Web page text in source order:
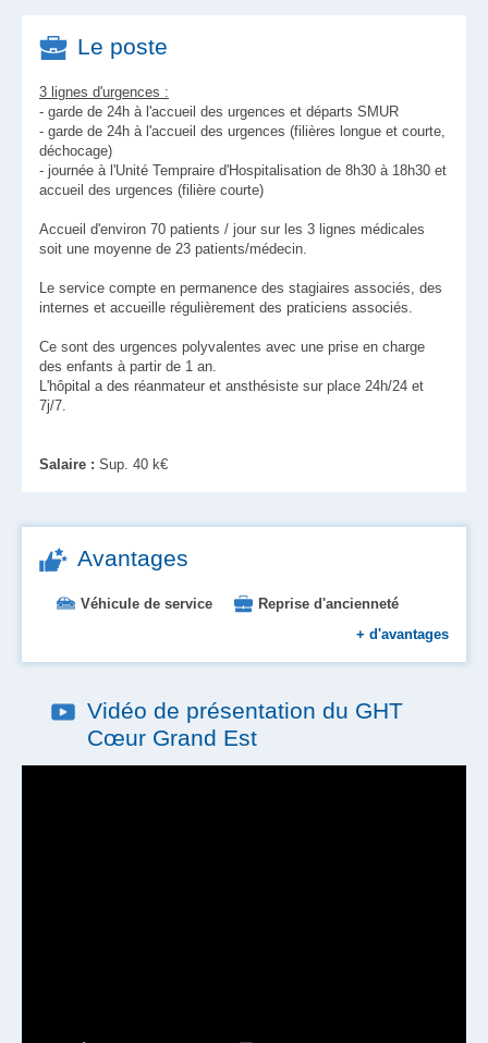
Le poste
3 lignes d'urgences :
- garde de 24h à l'accueil des urgences et départs SMUR
- garde de 24h à l'accueil des urgences (filières longue et courte,
déchocage)
- journée à l'Unité Tempraire d'Hospitalisation de 8h30 à 18h30 et
accueil des urgences (filière courte)
Accueil d'environ 70 patients / jour sur les 3 lignes médicales
soit une moyenne de 23 patients/médecin.
Le service compte en permanence des stagiaires associés, des
internes et accueille régulièrement des praticiens associés.
Ce sont des urgences polyvalentes avec une prise en charge
des enfants à partir de 1 an.
L'hôpital a des réanmateur et ansthésiste sur place 24h/24 et
7j/7.
Salaire : Sup. 40 k€
Avantages
Véhicule de service
Reprise d'ancienneté
Primes
Restauration d'entreprise
+ d'avantages
Vidéo de présentation du GHT
Cœur Grand Est